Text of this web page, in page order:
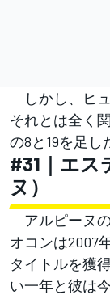
しかし、ヒ
それとは全く
の8と19を足し
#31｜エス
ヌ）
アルピーヌの
オコンは2007
タイトルを獲
い一年と彼は